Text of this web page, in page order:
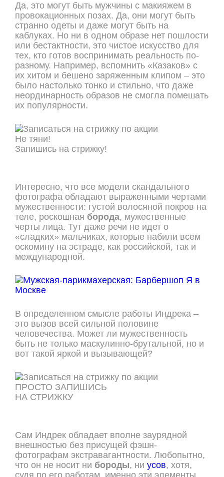
Да, это могут быть мужчины с макияжем в
провокационных позах. Да, они могут быть
странно одеты и даже могут быть на
каблуках. Но ни в одном образе нет пошлости
или бестактности, это чистое искусство для
тех, кто готов воспринимать реальность по-
разному. Например, вспомнить «Казаков» с
их хитом и бешено заряженным клипом – это
было настолько тонко и стильно, что даже
неординарность образов не смогла помешать
их популярности.
Не тяни!
Запишись на стрижку!
Интересно, что все модели скандального
фотографа обладают выраженными чертами
мужественности: густой волосяной покров на
теле, роскошная борода, мужественные
черты лица. Тут даже речи не идет о
«сладких» мальчиках, которые набили всем
оскомину на эстраде, как российской, так и
международной.
В определенном смысле работы Индрека –
это вызов всей сильной половине
человечества. Может ли мужественность
быть не только маскулинно-брутальной, но и
вот такой яркой и вызывающей?
ПРОСТО ЗАПИШИСЬ
НА СТРИЖКУ
Сам Индрек обладает вполне заурядной
внешностью без присущей фэшн-
фотографам экстравагантности. Любопытно,
что он не носит ни бороды, ни усов, хотя,
судя по его работам, именно эти элементы